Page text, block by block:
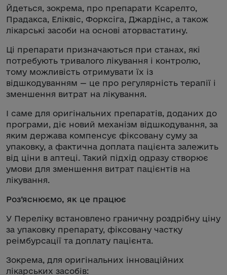
Йдеться, зокрема, про препарати Ксарелто,
Прадакса, Еліквіс, Форксіга, Джардінс, а також
лікарські засоби на основі аторвастатину.
Ці препарати призначаються при станах, які
потребують тривалого лікування і контролю,
тому можливість отримувати їх із
відшкодуванням — це про регулярність терапії і
зменшення витрат на лікування.
І саме для оригінальних препаратів, доданих до
програми, діє новий механізм відшкодування, за
яким держава компенсує фіксовану суму за
упаковку, а фактична доплата пацієнта залежить
від ціни в аптеці. Такий підхід одразу створює
умови для зменшення витрат пацієнтів на
лікування.
Роз’яснюємо, як це працює
У Переліку встановлено граничну роздрібну ціну
за упаковку препарату, фіксовану частку
реімбурсації та доплату пацієнта.
Зокрема, для оригінальних інноваційних
лікарських засобів: